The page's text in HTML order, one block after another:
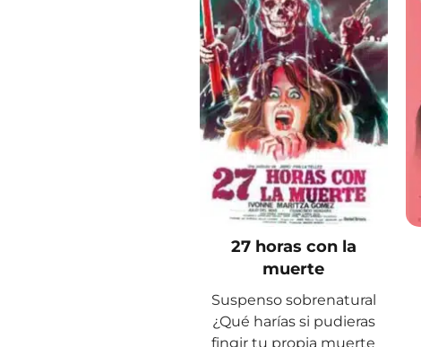
27 horas con la
muerte
Suspenso sobrenatural
¿Qué harías si pudieras
fingir tu propia muerte